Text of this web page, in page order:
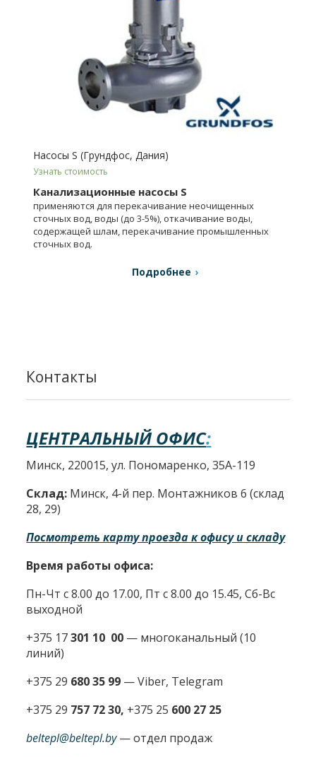
Насосы S (Грундфос, Дания)
Узнать стоимость
Канализационные насосы S
применяются для перекачивание неочищенных
сточных вод, воды (до 3-5%), откачивание воды,
содержащей шлам, перекачивание промышленных
сточных вод.
Подробнее
Контакты
ЦЕНТРАЛЬНЫЙ ОФИС:
Минск, 220015, ул. Пономаренко, 35А-119
Склад: Минск, 4-й пер. Монтажников 6 (склад
28, 29)
Посмотреть карту проезда к офису и складу
Время работы офиса:
Пн-Чт с 8.00 до 17.00, Пт с 8.00 до 15.45, Сб-Вс
выходной
+375 17301 10 00 — многоканальный (10
линий)
+375 29 680 35 99 — Viber, Telegram
+375 29 757 72 30, +375 25 600 27 25
beltepl@beltepl.by— отдел продаж